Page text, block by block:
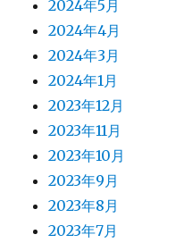
2024年5月
2024年4月
2024年3月
2024年1月
2023年12月
2023年11月
2023年10月
2023年9月
2023年8月
2023年7月